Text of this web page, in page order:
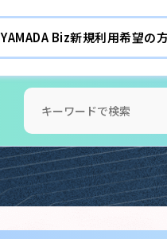
YAMADA Biz新規利用希望の